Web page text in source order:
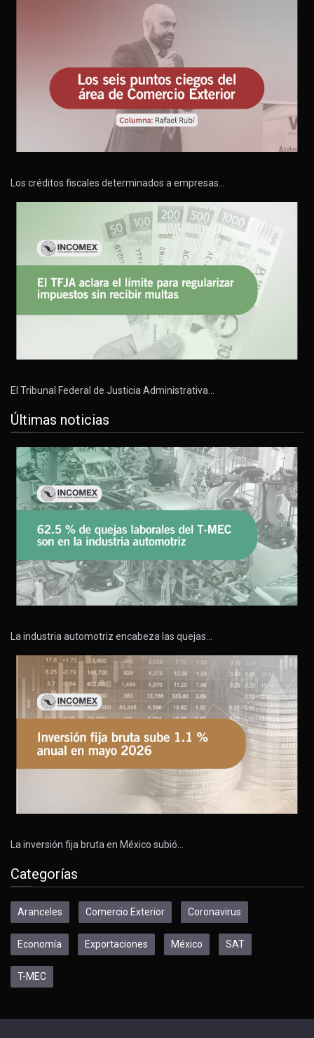
Los créditos fiscales determinados a empresas…
El Tribunal Federal de Justicia Administrativa…
Últimas noticias
La industria automotriz encabeza las quejas…
La inversión fija bruta en México subió…
Categorías
Aranceles Comercio Exterior Coronavirus
Economía Exportaciones México SAT
T-MEC